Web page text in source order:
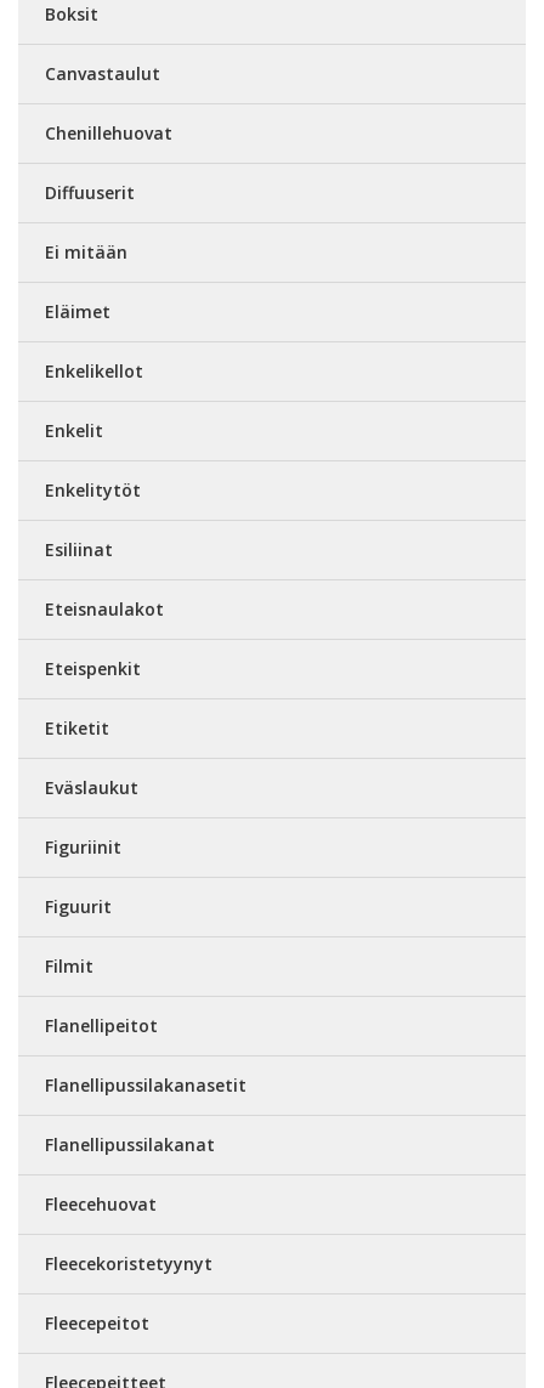
Boksit
Canvastaulut
Chenillehuovat
Diffuuserit
Ei mitään
Eläimet
Enkelikellot
Enkelit
Enkelitytöt
Esiliinat
Eteisnaulakot
Eteispenkit
Etiketit
Eväslaukut
Figuriinit
Figuurit
Filmit
Flanellipeitot
Flanellipussilakanasetit
Flanellipussilakanat
Fleecehuovat
Fleecekoristetyynyt
Fleecepeitot
Fleecepeitteet